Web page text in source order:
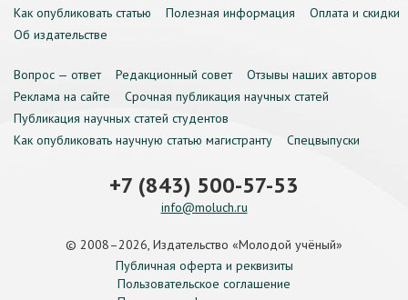
Как опубликовать статью
Полезная информация
Оплата и скидки
Об издательстве
Вопрос — ответ Редакционный совет
Отзывы наших авторов
Реклама на сайте
Срочная публикация научных статей
Публикация научных статей студентов
Как опубликовать научную статью магистранту
Спецвыпуски
+7 (843) 500-57-53
info@moluch.ru
© 2008–2026, Издательство «Молодой учёный»
Публичная оферта и реквизиты
Пользовательское соглашение